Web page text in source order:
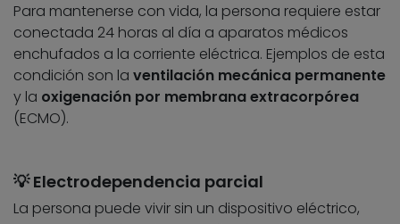
Para mantenerse con vida, la persona requiere estar
conectada 24 horas al día a aparatos médicos
enchufados a la corriente eléctrica. Ejemplos de esta
condición son la ventilación mecánica permanente
y la oxigenación por membrana extracorpórea
(ECMO).
💡 Electrodependencia parcial
La persona puede vivir sin un dispositivo eléctrico,